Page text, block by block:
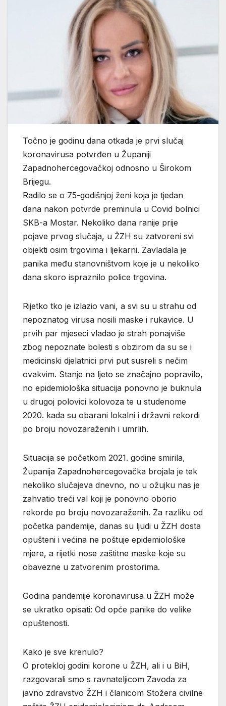
Točno je godinu dana otkada je prvi slučaj
koronavirusa potvrđen u Županiji
Zapadnohercegovačkoj odnosno u Širokom
Brijegu.
Radilo se o 75-godišnjoj ženi koja je tjedan
dana nakon potvrde preminula u Covid bolnici
SKB-a Mostar. Nekoliko dana ranije prije
pojave prvog slučaja, u ŽZH su zatvoreni svi
objekti osim trgovima i ljekarni. Zavladala je
panika među stanovništvom koje je u nekoliko
dana skoro ispraznilo police trgovina.
Rijetko tko je izlazio vani, a svi su u strahu od
nepoznatog virusa nosili maske i rukavice. U
prvih par mjeseci vladao je strah ponajviše
zbog nepoznate bolesti s obzirom da su se i
medicinski djelatnici prvi put susreli s nečim
ovakvim. Stanje na ljeto se značajno popravilo,
no epidemiološka situacija ponovno je buknula
u drugoj polovici kolovoza te u studenome
2020. kada su obarani lokalni i državni rekordi
po broju novozaraženih i umrlih.
Situacija se početkom 2021. godine smirila,
Županija Zapadnohercegovačka brojala je tek
nekoliko slučajeva dnevno, no u ožujku nas je
zahvatio treći val koji je ponovno oborio
rekorde po broju novozaraženih. Za razliku od
početka pandemije, danas su ljudi u ŽZH dosta
opušteni i većina ne poštuje epidemiološke
mjere, a rijetki nose zaštitne maske koje su
obavezne u zatvorenim prostorima.
Godina pandemije koronavirusa u ŽZH može
se ukratko opisati: Od opće panike do velike
opuštenosti.
Kako je sve krenulo?
O protekloj godini korone u ŽZH, ali i u BiH,
razgovarali smo s ravnateljicom Zavoda za
javno zdravstvo ŽZH i članicom Stožera civilne